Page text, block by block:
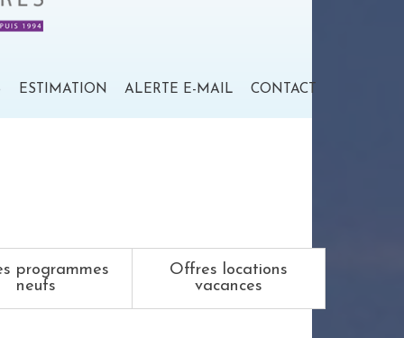
ESTIMATION ALERTE E-MAIL CONTACT
programmes
neufs
Offres locations
vacances